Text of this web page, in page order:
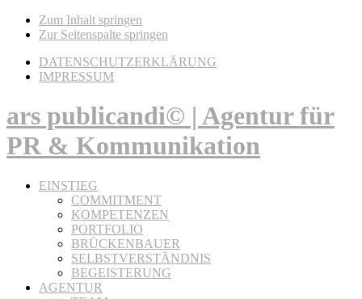
Zum Inhalt springen
Zur Seitenspalte springen
DATENSCHUTZERKLÄRUNG
IMPRESSUM
ars publicandi© | Agentur für
PR & Kommunikation
EINSTIEG
COMMITMENT
KOMPETENZEN
PORTFOLIO
BRÜCKENBAUER
SELBSTVERSTÄNDNIS
BEGEISTERUNG
AGENTUR